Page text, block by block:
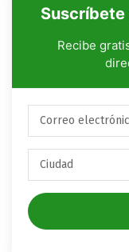
Recibe